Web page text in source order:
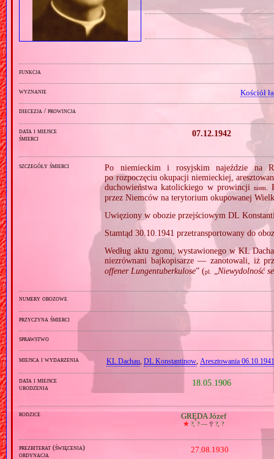
funkcja
wyznanie Kościół
diecezja / prowincja
data i miejsce
śmierci
07.12.1942
szczegóły śmierci
Po niemieckim i rosyjskim najeździe na
po rozpoczęciu okupacji niemieckiej,
duchowieństwa katolickiego w prowincji
niem.
przez Niemców na terytorium okupowanej
Uwięziony w obozie przejściowym DL
Stamtąd 30.10.1941 przetransportowany do
Według aktu zgonu, wystawionego w KL
niezrównani bajkopisarze — zanotowali, iż
offener Lungentuberkulose” (pl. „Niewydolność
numery obozowe
przyczyna śmierci
sprawstwo
miejsca i wydarzenia KL Dachau, DL Konstantinow, Aresztowania
data i miejsce
urodzenia
18.05.1906
rodzice GRĘDA Józef
🞲 ?, ? — 🕆?, ?
prezbiterat (święcenia)
ordynacja
27.08.1930